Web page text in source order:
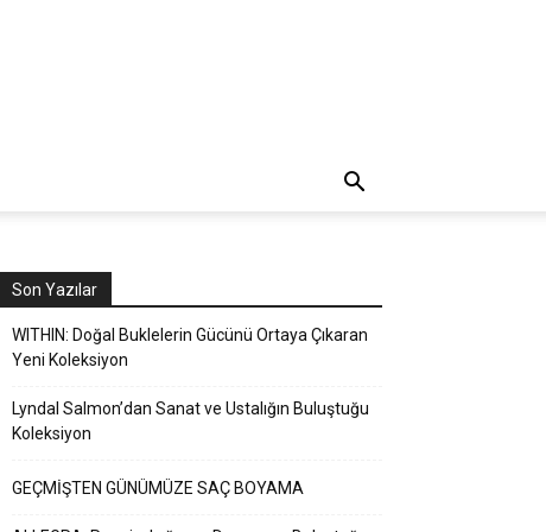
Son Yazılar
WITHIN: Doğal Buklelerin Gücünü Ortaya Çıkaran
Yeni Koleksiyon
Lyndal Salmon’dan Sanat ve Ustalığın Buluştuğu
Koleksiyon
GEÇMİŞTEN GÜNÜMÜZE SAÇ BOYAMA